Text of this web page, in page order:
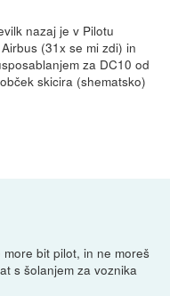
nazaj je v Pilotu
(31x se mi zdi) in
za DC10 od
skicira (shematsko)
bit pilot, in ne moreš
s šolanjem za voznika